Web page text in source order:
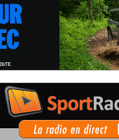
en piste lors de la